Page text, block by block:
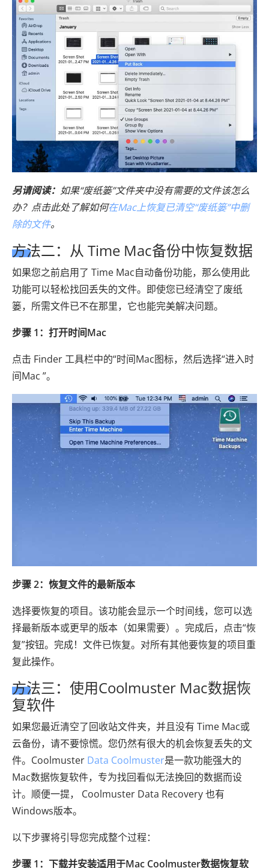
另请阅读： 如果“废纸篓”文件夹中没有需要的文件该怎么
办？点击此处了解如何在Mac上恢复已清空“废纸篓”中删
除的文件。
方法二：从 Time Mac备份中恢复数据
如果您之前启用了 Time Mac自动备份功能，那么使用此
功能可以轻松找回丢失的文件。即使您已经清空了废纸
篓，所需文件已不在那里，它也能完美解决问题。
步骤 1：打开时间Mac
点击 Finder 工具栏中的“时间Mac图标，然后选择“进入时
间Mac ”。
步骤 2：恢复文件的最新版本
选择要恢复的项目。该功能会显示一个时间线，您可以选
择最新版本或更早的版本（如果需要）。完成后，点击“恢
复”按钮。完成！文件已恢复。对所有其他要恢复的项目重
复此操作。
方法三：使用Coolmuster Mac数据恢
复软件
如果您最近清空了回收站文件夹，并且没有 Time Mac或
云备份，请不要惊慌。您仍然有很大的机会恢复丢失的文
件。Coolmuster Data Coolmuster是一款功能强大的
Mac数据恢复软件，专为找回看似无法挽回的数据而设
计。顺便一提， Coolmuster Data Recovery 也有
Windows版本。
以下步骤将引导您完成整个过程：
步骤 1：下载并安装适用于Mac Coolmuster数据恢复软